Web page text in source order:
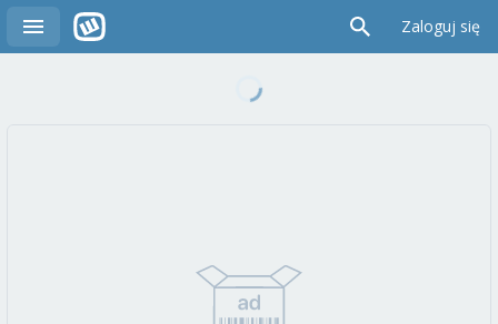
Zaloguj się